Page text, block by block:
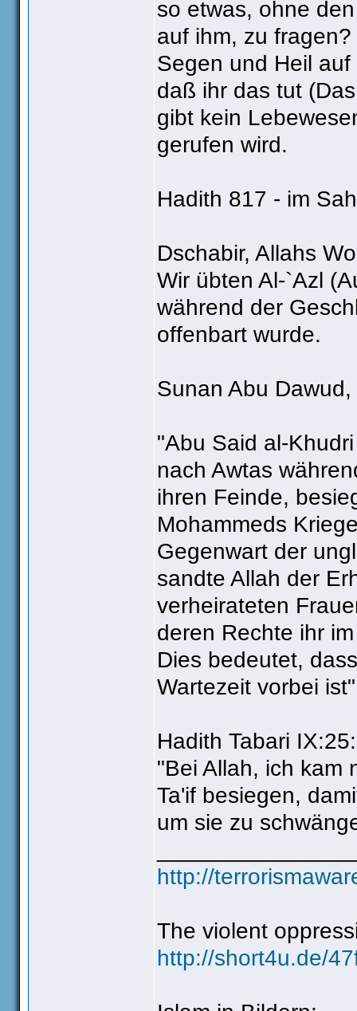
so etwas, ohne
auf ihm, zu
Segen und Heil
daß ihr das tut
gibt kein
gerufen wird.
Hadith 817 - im
Dschabir, Allahs
Wir übten Al-`Azl
während der
offenbart wurde.
Sunan Abu
"Abu Said al-
nach Awtas
ihren Feinde,
Mohammeds
Gegenwart der
sandte Allah der
verheirateten
deren Rechte ihr
Dies bedeutet,
Wartezeit vorbei
Hadith Tabari IX:25:
"Bei Allah, ich kam
Ta'if besiegen,
um sie zu
http://
The violent
http://short4u.de/